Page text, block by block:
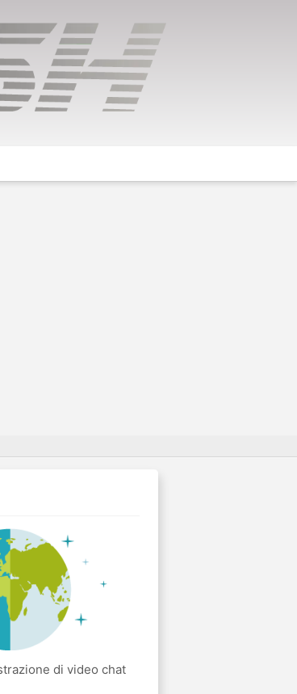
di video chat